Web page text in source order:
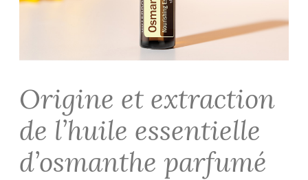
Origine et extraction
de l’huile essentielle
d’osmanthe parfumé